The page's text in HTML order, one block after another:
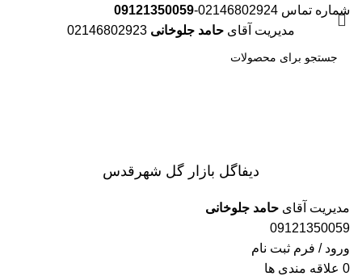
شماره تماس 02146802924-
09121350059
مدیریت آقای حامد جلوخانی
دیفاگل بازار گل شهرقدس
مدیریت آقای حامد جلوخانی
09121350059
ورود / فرم ثبت نام
0 علاقه مندی ها